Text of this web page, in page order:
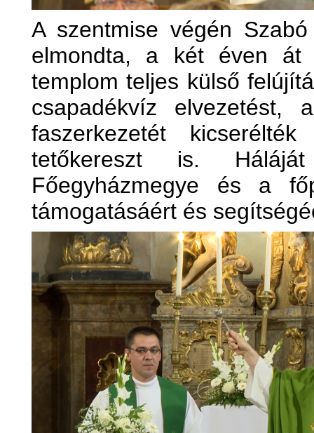
A szentmise végén
elmondta, a két éven át
templom teljes külső
csapadékvíz
faszerkezetét
tetőkereszt is.
Főegyházmegye és a
támogatásáért és